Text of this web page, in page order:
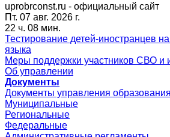
uprobrconst.ru - официальный сайт
Пт. 07 авг. 2026 г.
22 ч. 08 мин.
Тестирование детей-иностранцев
языка
Меры поддержки участников СВО и
Об управлении
Документы
Документы управления образования
Муниципальные
Региональные
Федеральные